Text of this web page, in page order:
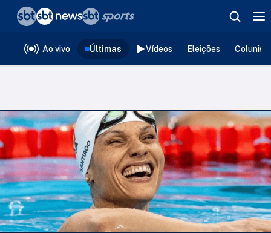
Ao vivo Últimas Vídeos Eleições
❮voltar
Editorias